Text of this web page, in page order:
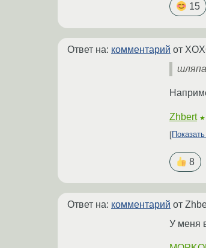
15
Ответ на: комментарий от
Zhbert
8
Ответ на: комментарий от
У меня